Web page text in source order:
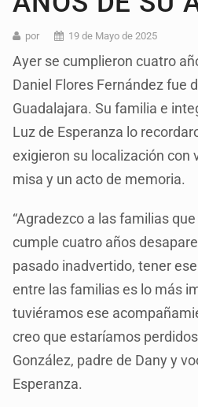
por 19 de Mayo de 2025
Ayer se cumplieron cuatro
Daniel Flores Fernández fue
Guadalajara. Su familia e
Luz de Esperanza lo
exigieron su localización con
misa y un acto de memoria.
“Agradezco a las familias
cumple cuatro años
pasado inadvertido, tener
entre las familias es lo más
tuviéramos ese
creo que estaríamos
González, padre de Dany y
Esperanza.